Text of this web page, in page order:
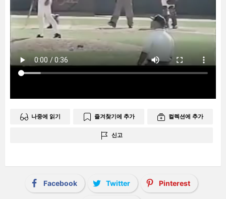
나중에 읽기 즐겨찾기에 추가 컬렉션에 추가
신고
Facebook Twitter Pinterest